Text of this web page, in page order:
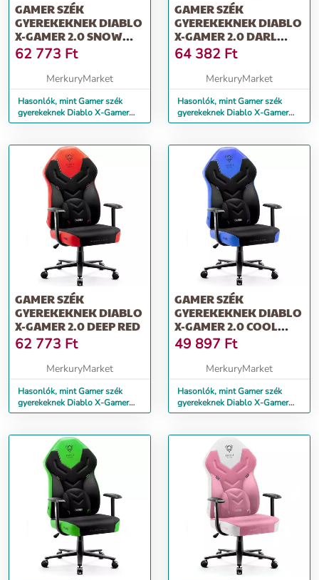
GAMER SZÉK
GYEREKEKNEK DIABLO
X-GAMER 2.0 SNOW
WHITE
62 773 Ft
MerkuryMarket
Hasonlók, mint Gamer szék
gyerekeknek Diablo X-Gamer
2.0 snow white
GAMER SZÉK
GYEREKEKNEK DIABLO
X-GAMER 2.0 DARL
OBSIDIAN
64 382 Ft
MerkuryMarket
Hasonlók, mint Gamer szék
gyerekeknek Diablo X-Gamer
2.0 darl obsidian
GAMER SZÉK
GYEREKEKNEK DIABLO
X-GAMER 2.0 DEEP RED
62 773 Ft
MerkuryMarket
Hasonlók, mint Gamer szék
gyerekeknek Diablo X-Gamer
2.0 deep red
GAMER SZÉK
GYEREKEKNEK DIABLO
X-GAMER 2.0 COOL
WATER
49 897 Ft
MerkuryMarket
Hasonlók, mint Gamer szék
gyerekeknek Diablo X-Gamer
2.0 cool water